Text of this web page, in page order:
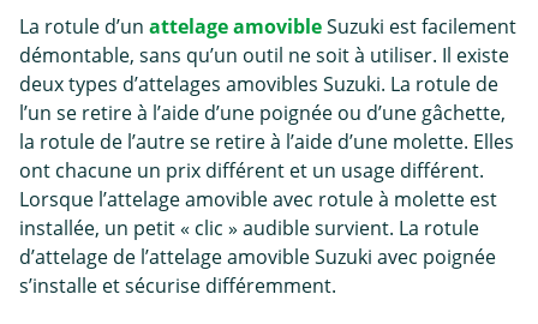
La rotule d’un attelage amovibleSuzuki est facilement
démontable, sans qu’un outil ne soit à utiliser. Il existe
deux types d’attelages amovibles Suzuki. La rotule de
l’un se retire à l’aide d’une poignée ou d’une gâchette,
la rotule de l’autre se retire à l’aide d’une molette. Elles
ont chacune un prix différent et un usage différent.
Lorsque l’attelage amovible avec rotule à molette est
installée, un petit « clic » audible survient. La rotule
d’attelage de l’attelage amovible Suzuki avec poignée
s’installe et sécurise différemment.